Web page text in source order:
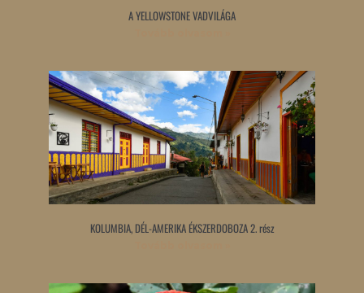
A YELLOWSTONE VADVILÁGA
KOLUMBIA, DÉL-AMERIKA ÉKSZERDOBOZA 2. rész